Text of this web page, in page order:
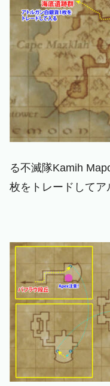
る不滅隊Kamih
枚をトレードしてア